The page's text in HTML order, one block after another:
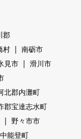
郡
村
南砺市
見市
滑川市
北郡内灘町
郡宝達志水町
野々市市
能登町